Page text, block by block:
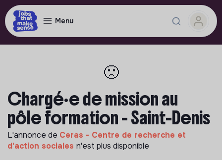
Menu
🙁
Chargé·e de mission au
pôle formation - Saint-Denis
L'annonce de Ceras - Centre de recherche et
d'action sociales n'est plus disponible